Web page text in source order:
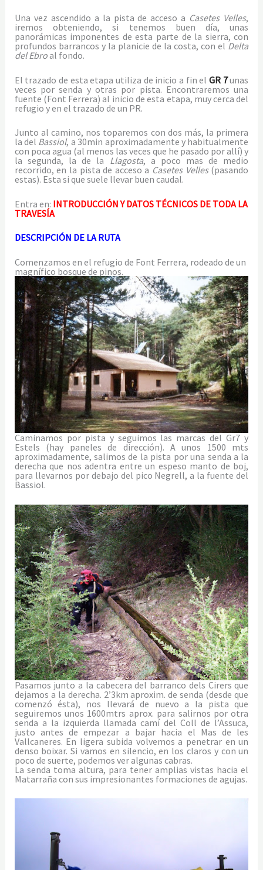
Una vez ascendido a la pista de acceso a Casetes Velles,
iremos obteniendo, si tenemos buen día, unas
panorámicas imponentes de esta parte de la sierra, con
profundos barrancos y la planicie de la costa, con el Delta
del Ebroal fondo.
El trazado de esta etapa utiliza de inicio a fin elGR 7unas
veces por senda y otras por pista. Encontraremos una
fuente (Font Ferrera) al inicio de esta etapa, muy cerca del
refugio y en el trazado de un PR.
Junto al camino, nos toparemos con dos más, la primera
la del Bassiol, a 30min aproximadamente y habitualmente
con poca agua (al menos las veces que he pasado por allí) y
la segunda, la de la Llagosta, a poco mas de medio
recorrido, en la pista de acceso a Casetes Velles(pasando
estas). Esta si que suele llevar buen caudal.
Entra en: INTRODUCCIÓN Y DATOS TÉCNICOS DE TODA LA
TRAVESÍA
DESCRIPCIÓN DE LA RUTA
Comenzamos en el refugio de Font Ferrera, rodeado de un
magnífico bosque de pinos.
Caminamos por pista y seguimos las marcas del Gr7 y
Estels (hay paneles de dirección). A unos 1500 mts
aproximadamente, salimos de la pista por una senda a la
derecha que nos adentra entre un espeso manto de boj,
para llevarnos por debajo del pico Negrell, a la fuente del
Bassiol.
Pasamos junto a la cabecera del barranco dels Cirers que
dejamos a la derecha. 2’3km aproxim. de senda (desde que
comenzó ésta), nos llevará de nuevo a la pista que
seguiremos unos 1600mtrs aprox. para salirnos por otra
senda a la izquierda llamada camí del Coll de l’Assuca,
justo antes de empezar a bajar hacia el Mas de les
Vallcaneres. En ligera subida volvemos a penetrar en un
denso boixar. Si vamos en silencio, en los claros y con un
poco de suerte, podemos ver algunas cabras.
La senda toma altura, para tener amplias vistas hacia el
Matarraña con sus impresionantes formaciones de agujas.